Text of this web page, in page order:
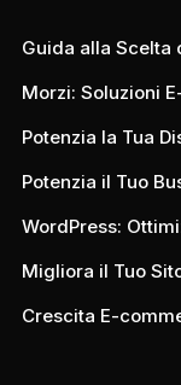
Guida alla Scelta
Morzi: Soluzioni
Potenzia la Tua
Potenzia il Tuo
WordPress:
Migliora il Tuo
Crescita E-